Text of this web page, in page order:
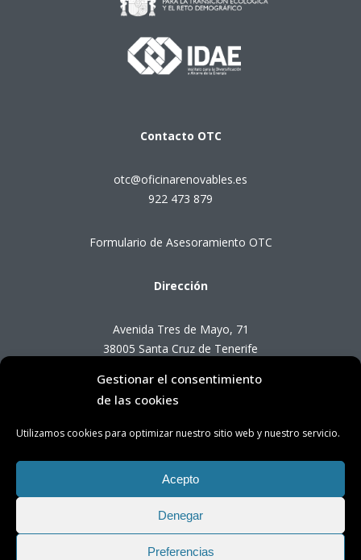
Gestionar el consentimiento
de las cookies
Utilizamos cookies para optimizar nuestro sitio web y nuestro servicio.
Acepto
Denegar
Preferencias
Contacto OTC
otc@oficinarenovables.es
922 473 879
Formulario de Asesoramiento OTC
Dirección
Avenida Tres de Mayo, 71
38005 Santa Cruz de Tenerife
Horario de Atención OTC
Lunes a viernes de 8:00 a 14:00 horas